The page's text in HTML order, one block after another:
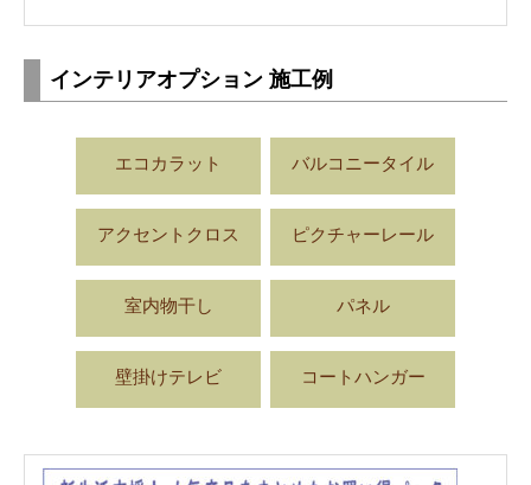
インテリアオプション 施工例
エコカラット バルコニータイル
アクセントクロス ピクチャーレール
室内物干し パネル
壁掛けテレビ コートハンガー